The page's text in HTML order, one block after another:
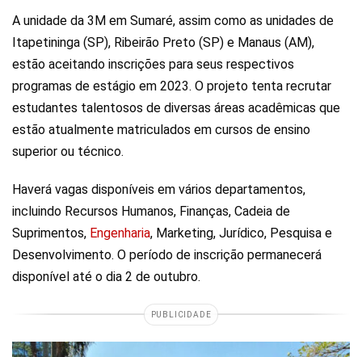
A unidade da 3M em Sumaré, assim como as unidades de
Itapetininga (SP), Ribeirão Preto (SP) e Manaus (AM),
estão aceitando inscrições para seus respectivos
programas de estágio em 2023. O projeto tenta recrutar
estudantes talentosos de diversas áreas acadêmicas que
estão atualmente matriculados em cursos de ensino
superior ou técnico.
Haverá vagas disponíveis em vários departamentos,
incluindo Recursos Humanos, Finanças, Cadeia de
Suprimentos, Engenharia, Marketing, Jurídico, Pesquisa e
Desenvolvimento. O período de inscrição permanecerá
disponível até o dia 2 de outubro.
PUBLICIDADE